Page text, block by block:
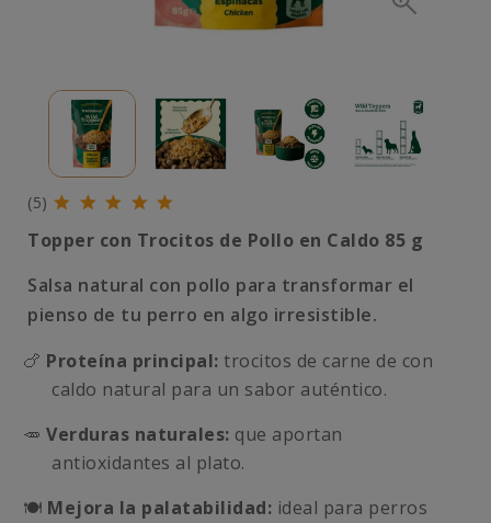
(5)
Topper con Trocitos de Pollo en Caldo 85 g
Salsa natural con pollo para transformar el
pienso de tu perro en algo irresistible.
🍗 Proteína principal: trocitos de carne de con
caldo natural para un sabor auténtico.
🥕 Verduras naturales: que aportan
antioxidantes al plato.
🍽️ Mejora la palatabilidad: ideal para perros